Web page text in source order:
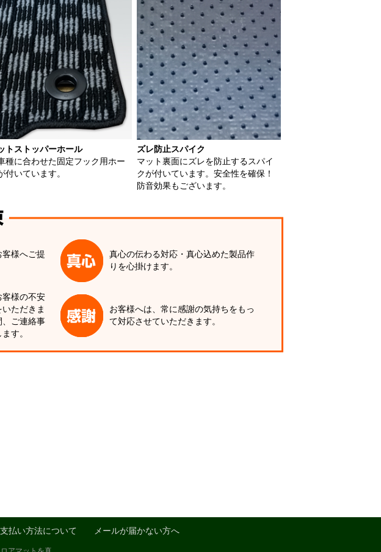
トストッパーホール
種に合わせた固定フック用ホー
付いています。
ズレ防止スパイク
マット裏面にズレを防止するスパイ
クが付いています。安全性を確保！
防音効果もございます。
様へご提
真心の伝わる対応・真心込めた製品作
りを心掛けます。
客様の不安
ただきま
、ご連絡事
す。
お客様へは、常に感謝の気持ちをもっ
て対応させていただきます。
払い方法について メールが届かない方へ